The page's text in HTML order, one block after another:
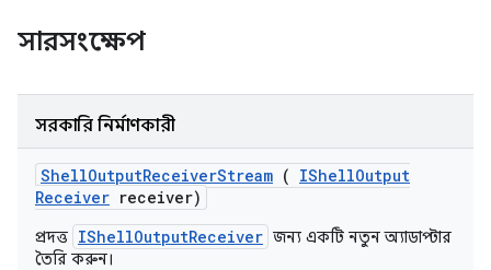
সারসংক্ষেপ
সরকারি নির্মাণকারী
ShellOutputReceiverStream ( IShellOutput
Receiver receiver)
প্রদত্ত IShellOutputReceiver জন্য একটি নতুন অ্যাডাপ্টার
তৈরি করুন।